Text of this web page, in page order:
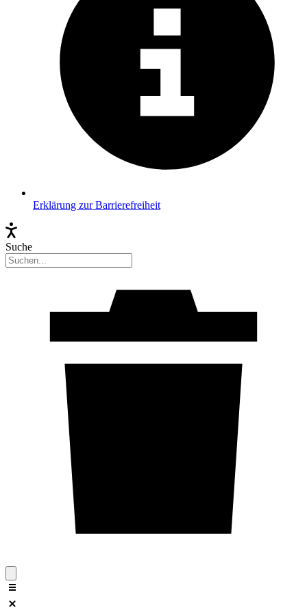
Erklärung zur Barrierefreiheit
Suche